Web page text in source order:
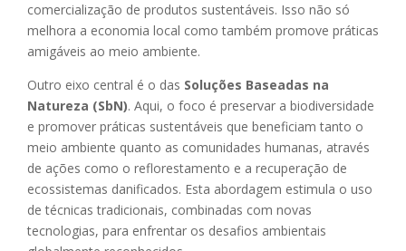
comercialização de produtos sustentáveis. Isso não só
melhora a economia local como também promove práticas
amigáveis ao meio ambiente.
Outro eixo central é o das Soluções Baseadas na
Natureza (SbN). Aqui, o foco é preservar a biodiversidade
e promover práticas sustentáveis que beneficiam tanto o
meio ambiente quanto as comunidades humanas, através
de ações como o reflorestamento e a recuperação de
ecossistemas danificados. Esta abordagem estimula o uso
de técnicas tradicionais, combinadas com novas
tecnologias, para enfrentar os desafios ambientais